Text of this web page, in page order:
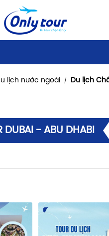
lịch nước ngoài / Du lịch
DUBAI - ABU DHABI